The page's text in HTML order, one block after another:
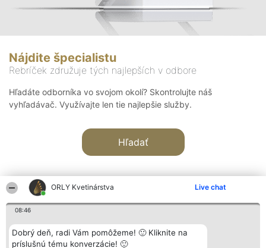
ORLY Kvetinárstva Live chat
08:46
Dobrý deň, radi Vám pomôžeme! 🙂 Kliknite na
príslušnú tému konverzácie! 🙂
Nájdite špecialistu
Rebríček združuje tých najlepších v odbore
Hľadáte odborníka vo svojom okolí? Skontrolujte náš
vyhľadávač. Využívajte len tie najlepšie služby.
Hľadať
Organizátor hodnotenia
Bright Side Solutions sp. z o.
Hodnotenie
Laureáti
Kontakt
Kontakt